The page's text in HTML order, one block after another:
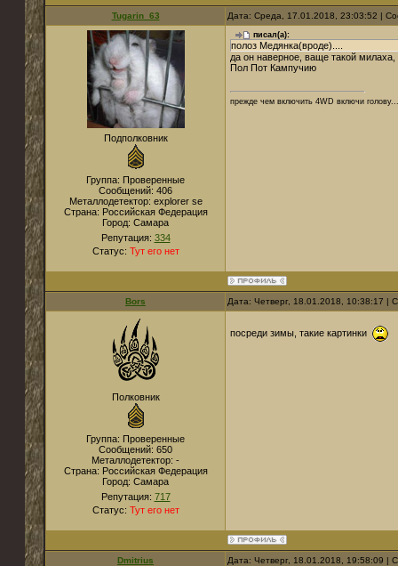
Tugarin_63 Дата: Среда, 17.01.2018, 23:03:52 |
Подполковник
Группа: Проверенные
Сообщений: 406
Металлодетектор: explorer se
Страна: Российская Федерация
Город: Самара
Репутация: 334
Статус: Тут его нет
писал(а):
полоз Медянка(вроде)....
да он наверное, ваще такой
Пол Пот Кампучию
прежде чем включить 4WD включи голову...
Bors Дата: Четверг, 18.01.2018, 10:38:17 |
Полковник
Группа: Проверенные
Сообщений: 650
Металлодетектор: -
Страна: Российская Федерация
Город: Самара
Репутация: 717
Статус: Тут его нет
посреди зимы, такие картинки
Dmitrius Дата: Четверг, 18.01.2018, 19:58:09 |